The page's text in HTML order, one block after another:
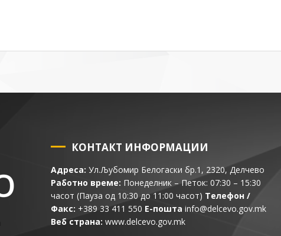
КОНТАКТ ИНФОРМАЦИИ
Адреса: Ул.Љубомир Белогаски бр.1, 2320, Делчево
Работно време: Понеделник – Петок: 07:30 – 15:30
часот (Пауза од 10:30 до 11:00 часот) Телефон /
Факс: +389 33 411 550 Е-пошта info@delcevo.gov.mk
Веб страна: www.delcevo.gov.mk